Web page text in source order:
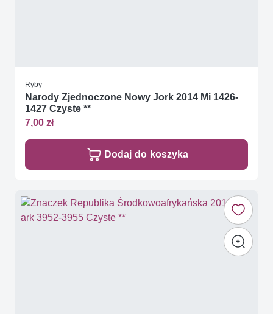
Ryby
Narody Zjednoczone Nowy Jork 2014 Mi 1426-
1427 Czyste **
7,00 zł
Dodaj do koszyka